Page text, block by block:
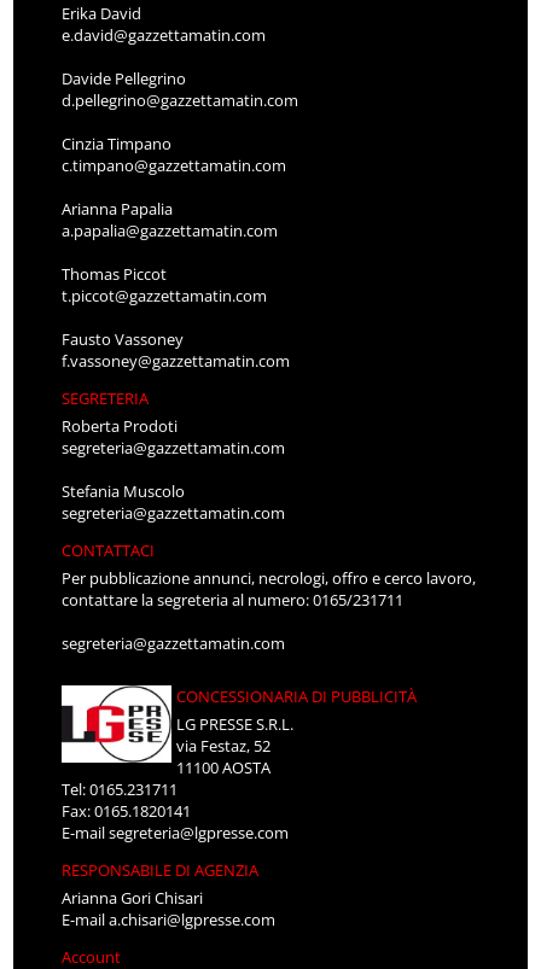
Erika David
e.david@gazzettamatin.com
Davide Pellegrino
d.pellegrino@gazzettamatin.com
Cinzia Timpano
c.timpano@gazzettamatin.com
Arianna Papalia
a.papalia@gazzettamatin.com
Thomas Piccot
t.piccot@gazzettamatin.com
Fausto Vassoney
f.vassoney@gazzettamatin.com
SEGRETERIA
Roberta Prodoti
segreteria@gazzettamatin.com
Stefania Muscolo
segreteria@gazzettamatin.com
CONTATTACI
Per pubblicazione annunci, necrologi, offro e cerco lavoro,
contattare la segreteria al numero: 0165/231711
segreteria@gazzettamatin.com
CONCESSIONARIA DI PUBBLICITÀ
LG PRESSE S.R.L.
via Festaz, 52
11100 AOSTA
Tel: 0165.231711
Fax: 0165.1820141
E-mailsegreteria@lgpresse.com
RESPONSABILE DI AGENZIA
Arianna Gori Chisari
E-maila.chisari@lgpresse.com
Account